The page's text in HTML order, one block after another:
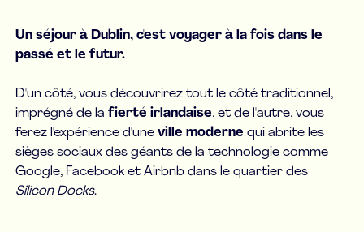
Un séjour à Dublin, c'est voyager à la fois dans le
passé et le futur.
D'un côté, vous découvrirez tout le côté traditionnel,
imprégné de lafierté irlandaise, et de l'autre, vous
ferez l'expérience d'une ville moderne qui abrite les
sièges sociaux des géants de la technologie comme
Google, Facebook et Airbnb dans le quartier des
Silicon Docks.